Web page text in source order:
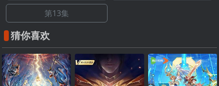
第13集
猜你喜欢